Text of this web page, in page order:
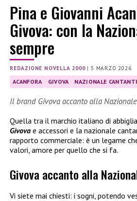
Pina e Giovanni
Givova: con la
sempre
REDAZIONE NOVELLA 2000| 5 MARZO 2026
ACANFORA GIVOVA NAZIONALE CANTANTI
Il brand Givova accanto alla
Quella tra il marchio italiano di
Givova e accessori e la nazionale
rapporto commerciale: è un legame
valori, amore per quello che si fa.
Givova accanto alla
Vi siete mai chiesti: i sogni, potendo